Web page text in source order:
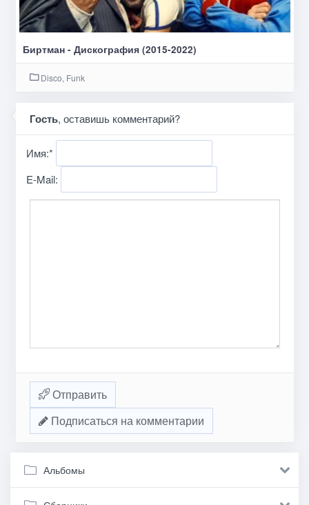
Биртман - Дискография (2015-2022)
Disco, Funk
Гость, оставишь комментарий?
Имя:*
E-Mail:
Отправить
Подписаться на комментарии
Альбомы